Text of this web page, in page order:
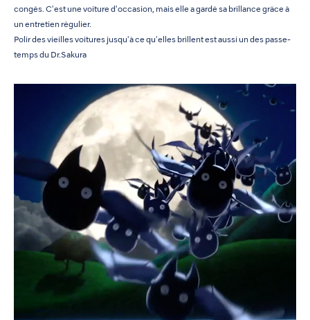
congés. C'est une voiture d'occasion, mais elle a gardé sa brillance grâce à
un entretien régulier.
Polir des vieilles voitures jusqu'à ce qu'elles brillent est aussi un des passe-
temps du Dr.Sakura